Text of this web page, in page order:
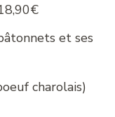
et ses
charolais)